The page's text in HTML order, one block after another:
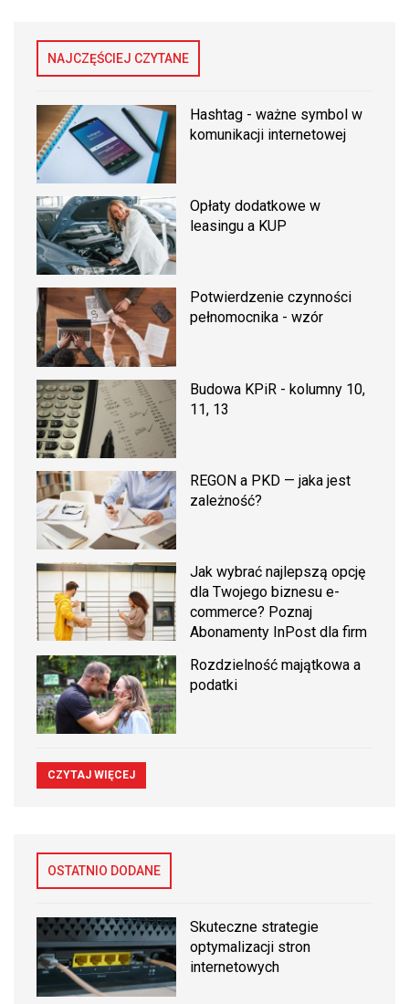
NAJCZĘŚCIEJ CZYTANE
Hashtag - ważne symbol w
komunikacji internetowej
Opłaty dodatkowe w
leasingu a KUP
Potwierdzenie czynności
pełnomocnika - wzór
Budowa KPiR - kolumny 10,
11, 13
REGON a PKD — jaka jest
zależność?
Jak wybrać najlepszą opcję
dla Twojego biznesu e-
commerce? Poznaj
Abonamenty InPost dla firm
Rozdzielność majątkowa a
podatki
CZYTAJ WIĘCEJ
OSTATNIO DODANE
Skuteczne strategie
optymalizacji stron
internetowych